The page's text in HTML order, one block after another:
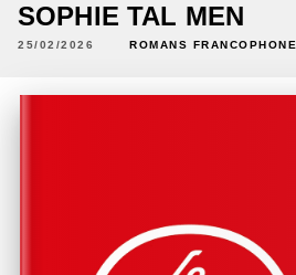
SOPHIE TAL MEN
25/02/2026 ROMANS